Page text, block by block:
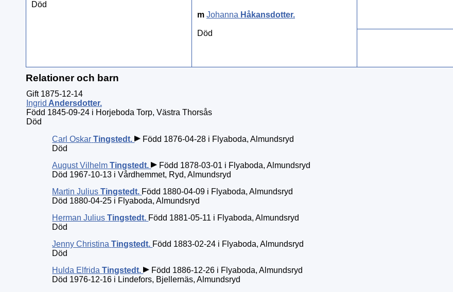
Död
m Johanna Håkansdotter.
Död
Relationer och barn
Gift 1875-12-14
Ingrid Andersdotter.
Född 1845-09-24 i Horjeboda Torp, Västra Thorsås
Död
Carl Oskar Tingstedt.
Född 1876-04-28 i Flyaboda, Almundsryd
Död
August Vilhelm Tingstedt.
Född 1878-03-01 i Flyaboda, Almundsryd
Död 1967-10-13 i Vårdhemmet, Ryd, Almundsryd
Martin Julius Tingstedt. Född 1880-04-09 i Flyaboda, Almundsryd
Död 1880-04-25 i Flyaboda, Almundsryd
Herman Julius Tingstedt. Född 1881-05-11 i Flyaboda, Almundsryd
Död
Jenny Christina Tingstedt. Född 1883-02-24 i Flyaboda, Almundsryd
Död
Hulda Elfrida Tingstedt.
Född 1886-12-26 i Flyaboda, Almundsryd
Död 1976-12-16 i Lindefors, Bjellernäs, Almundsryd